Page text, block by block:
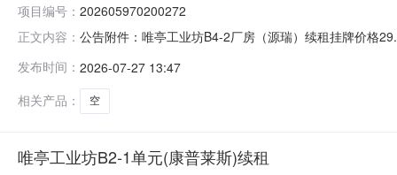
项目编号： 202605970200272
正文内容： 公告附件：唯亭工业坊B4-2厂房（源瑞）续租挂牌价格
320571052Z32000A00001资产类型经营性资产资产类
发布时间： 2026-07-27 13:47
相关产品：
空
唯亭工业坊B2-1单元(康普莱斯)续租